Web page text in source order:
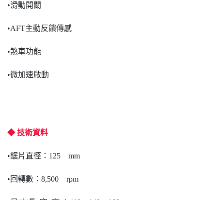
•滑動開關
•AFT主動反饋傳感
•煞車功能
•微加速啟動
◆ 技術資料
•鋸片直徑：125 mm
•回轉數：8,500 rpm